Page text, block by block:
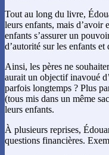
Tout au long du livre,
leurs enfants, mais d’avoir
enfants s’assurer un
d’autorité sur les enfants
Ainsi, les pères ne
aurait un objectif inavoué
parfois longtemps ? Plus
(tous mis dans un même
leurs enfants.
À plusieurs reprises,
questions financières.